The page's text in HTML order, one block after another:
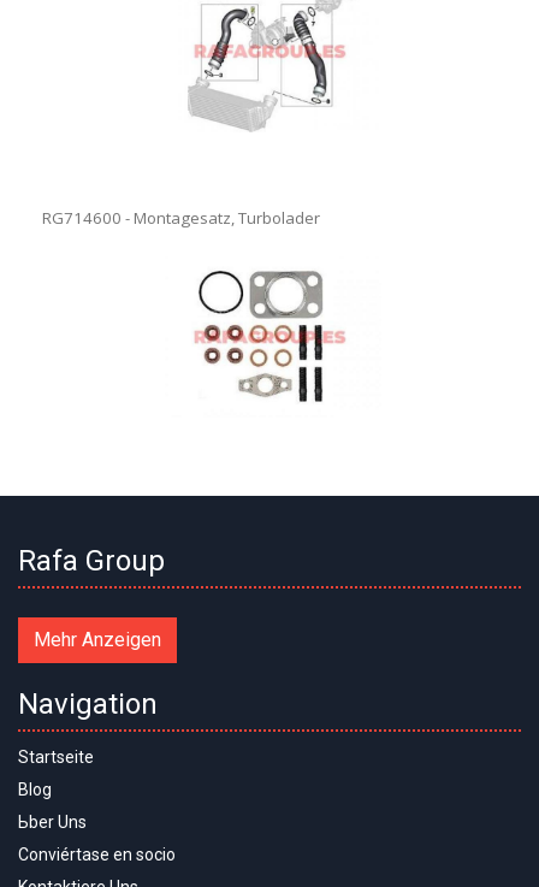
RG714600 - Montagesatz, Turbolader
Rafa Group
Mehr Anzeigen
Navigation
Startseite
Blog
Ьber Uns
Conviértase en socio